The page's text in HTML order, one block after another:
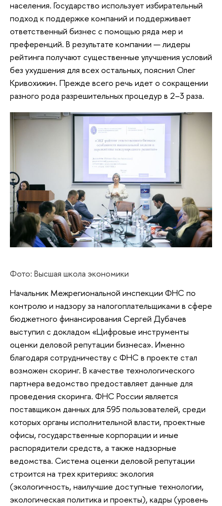
населения. Государство использует избирательный
подход к поддержке компаний и поддерживает
ответственный бизнес с помощью ряда мер и
преференций. В результате компании — лидеры
рейтинга получают существенные улучшения условий
без ухудшения для всех остальных, пояснил Олег
Кривохижин. Прежде всего речь идет о сокращении
разного рода разрешительных процедур в 2–3 раза.
Фото: Высшая школа экономики
Начальник Межрегиональной инспекции ФНС по
контролю и надзору за налогоплательщиками в сфере
бюджетного финансирования Сергей Дубачев
выступил с докладом «Цифровые инструменты
оценки деловой репутации бизнеса». Именно
благодаря сотрудничеству с ФНС в проекте стал
возможен скоринг. В качестве технологического
партнера ведомство предоставляет данные для
проведения скоринга. ФНС России является
поставщиком данных для 595 пользователей, среди
которых органы исполнительной власти, проектные
офисы, государственные корпорации и иные
распорядители средств, а также надзорные
ведомства. Система оценки деловой репутации
строится на трех критериях: экология
(экологичность, наилучшие доступные технологии,
экологическая политика и проекты), кадры (уровень